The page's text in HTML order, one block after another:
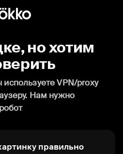
но хотим
VPN/proxy
Нам нужно
правильно